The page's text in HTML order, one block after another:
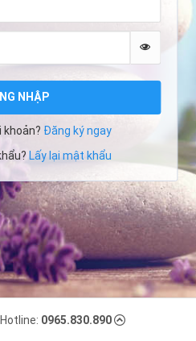
NHẬP
khoản? Đăng ký ngay
Lấy lại mật khẩu
0965.830.890